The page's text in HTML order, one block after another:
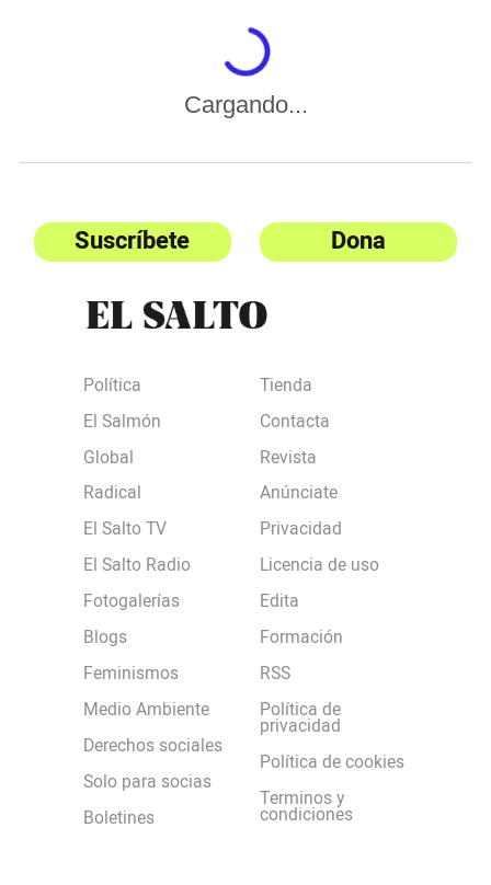
Cargando...
Suscríbete Dona
Política
El Salmón
Global
Radical
El Salto TV
El Salto Radio
Fotogalerías
Blogs
Feminismos
Medio Ambiente
Derechos sociales
Solo para socias
Boletines
Tienda
Contacta
Revista
Anúnciate
Privacidad
Licencia de uso
Edita
Formación
RSS
Política de
privacidad
Política de cookies
Terminos y
condiciones